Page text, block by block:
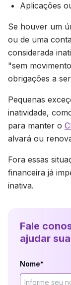
Aplicações
Se houver um
ou de uma
considerada
"sem
obrigações a
Pequenas
inatividade,
para manter o
alvará ou
Fora essas
financeira já
inativa.
Fale
ajudar
Nome*